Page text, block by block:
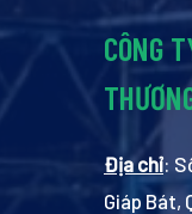
CÔNG
Địa chỉ:
Giáp Bát,